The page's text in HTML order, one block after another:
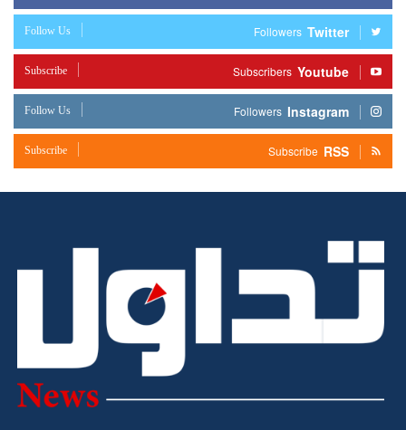
Twitter
Followers
Follow Us
Youtube
Subscribers
Subscribe
Instagram
Followers
Follow Us
RSS
Subscribe
Subscribe